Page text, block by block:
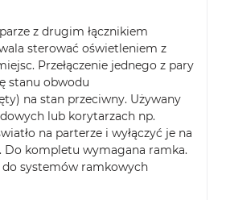
z drugim łącznikiem
sterować oświetleniem z
Przełączenie jednego z pary
stanu obwodu
na stan przeciwny. Używany
lub korytarzach np.
na parterze i wyłączyć je na
Do kompletu wymagana ramka.
do systemów ramkowych